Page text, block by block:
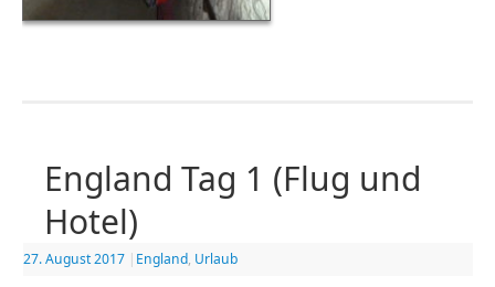
England Tag 1 (Flug und
Hotel)
27. August 2017 | England, Urlaub